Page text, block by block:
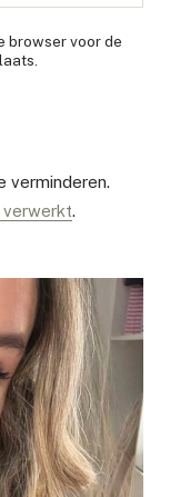
browser voor de
verminderen.
verwerkt.